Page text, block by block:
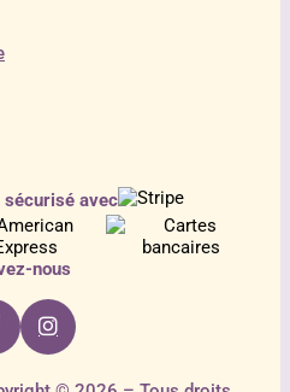
sécurisé avec
nous